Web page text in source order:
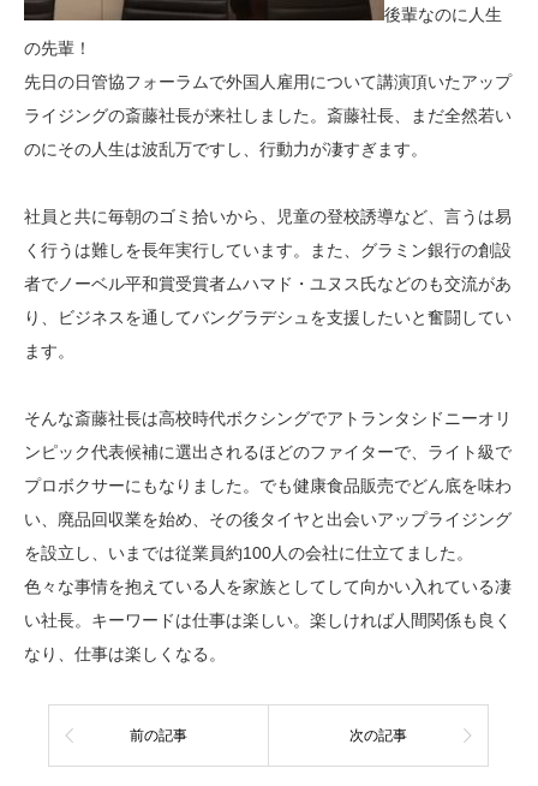
後輩なのに人生
の先輩！
先日の日管協フォーラムで外国人雇用について講演頂いたアップ
ライジングの斎藤社長が来社しました。斎藤社長、まだ全然若い
のにその人生は波乱万ですし、行動力が凄すぎます。
社員と共に毎朝のゴミ拾いから、児童の登校誘導など、言うは易
く行うは難しを長年実行しています。また、グラミン銀行の創設
者でノーベル平和賞受賞者ムハマド・ユヌス氏などのも交流があ
り、ビジネスを通してバングラデシュを支援したいと奮闘してい
ます。
そんな斎藤社長は高校時代ボクシングでアトランタシドニーオリ
ンピック代表候補に選出されるほどのファイターで、ライト級で
プロボクサーにもなりました。でも健康食品販売でどん底を味わ
い、廃品回収業を始め、その後タイヤと出会いアップライジング
を設立し、いまでは従業員約100人の会社に仕立てました。
色々な事情を抱えている人を家族としてして向かい入れている凄
い社長。キーワードは仕事は楽しい。楽しければ人間関係も良く
なり、仕事は楽しくなる。
前の記事 次の記事